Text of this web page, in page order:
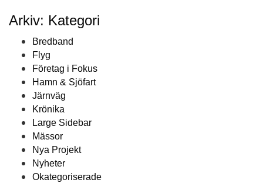
Arkiv: Kategori
Bredband
Flyg
Företag i Fokus
Hamn & Sjöfart
Järnväg
Krönika
Large Sidebar
Mässor
Nya Projekt
Nyheter
Okategoriserade